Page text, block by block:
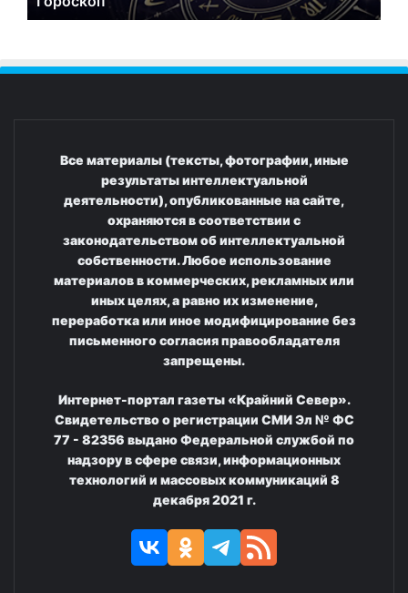
Все материалы (тексты, фотографии, иные
результаты интеллектуальной
деятельности), опубликованные на сайте,
охраняются в соответствии с
законодательством об интеллектуальной
собственности. Любое использование
материалов в коммерческих, рекламных или
иных целях, а равно их изменение,
переработка или иное модифицирование без
письменного согласия правообладателя
запрещены.
Интернет-портал газеты «Крайний Север».
Свидетельство о регистрации СМИ Эл № ФС
77 - 82356 выдано Федеральной службой по
надзору в сфере связи, информационных
технологий и массовых коммуникаций 8
декабря 2021 г.